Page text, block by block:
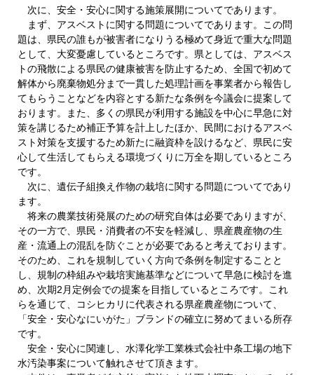
次に、安全・安心に関する施策展開についてであります。
まず、アスベストに関する問題についてであります。この問
題は、県民の誰もが被害者になりうる極めて身近で重大な問題
として、大変憂慮しているところです。県としては、アスベス
トの飛散による県民の健康被害を防止するため、全国で初めて
解体から廃棄物処分まで一貫した処理計画を事業者から報告し
てもらうことなどを内容とする新たな条例を今議会に提案して
おります。また、多くの県民が利用する施設を中心に早急に対
策を講じるため補正予算を計上したほか、民間におけるアスベ
スト対策を支援するため新たに融資枠を設けるなど、県民に安
心して生活してもらえる環境づくりに万全を期しているところ
です。
次に、遺伝子組換え作物の栽培に関する問題についてであり
ます。
将来の農業技術発展のための研究自体は必要でありますが、
その一方で、県民・消費者の不安を軽減し、県産農産物の生
産・流通上の混乱を防ぐことが必要であると考えております。
そのため、これを規制していく方向で条例を制定することと
し、規制の枠組みや栽培実施基準などについて早急に検討を進
め、次期2月定例会での提案を目指しているところです。これ
らを通じて、コシヒカリに代表される県産農産物について、
「安全・安心なにいがた」ブランドの確立に努めてまいる所存
です。
安全・安心に関連し、水澤化学工業株式会社中条工場の地下
水汚染事案について触れさせて頂きます。